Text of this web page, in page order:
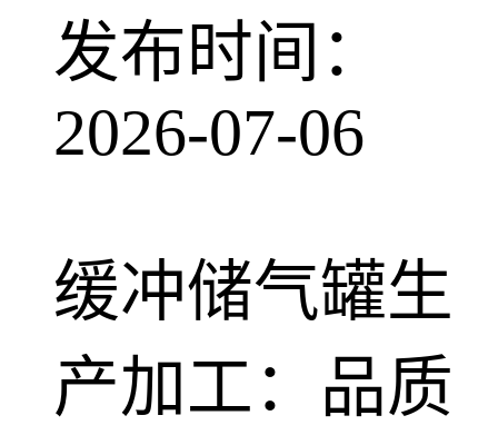
发布时间：
2026-07-06
缓冲储气罐生
产加工：品质